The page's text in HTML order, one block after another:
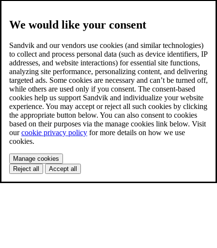
We would like your consent
Sandvik and our vendors use cookies (and similar technologies)
to collect and process personal data (such as device identifiers, IP
addresses, and website interactions) for essential site functions,
analyzing site performance, personalizing content, and delivering
targeted ads. Some cookies are necessary and can’t be turned off,
while others are used only if you consent. The consent-based
cookies help us support Sandvik and individualize your website
experience. You may accept or reject all such cookies by clicking
the appropriate button below. You can also consent to cookies
based on their purposes via the manage cookies link below. Visit
ourcookie privacy policy for more details on how we use
cookies.
Manage cookies
Reject all
Accept all